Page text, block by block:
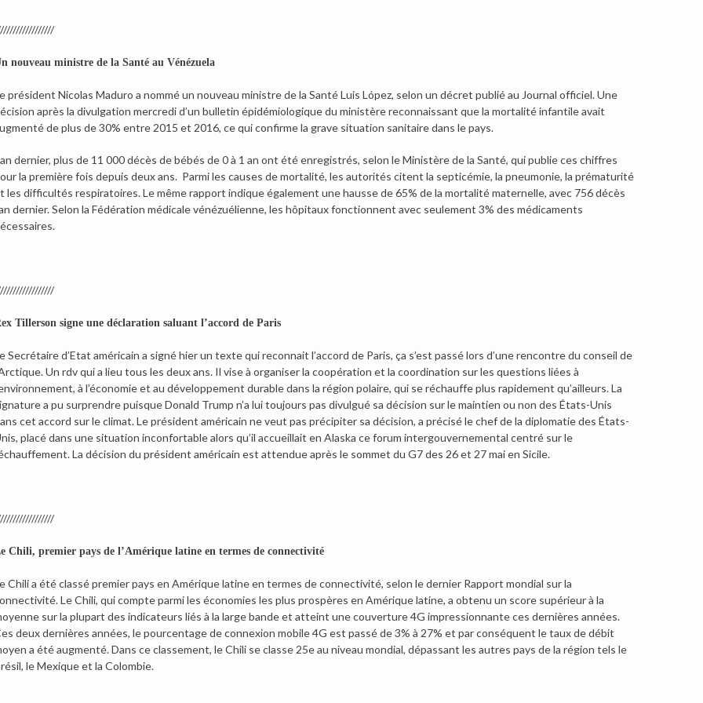
nouveau ministre de la Santé au Vénézuela
président Nicolas Maduro a nommé un nouveau ministre de la Santé Luis López, selon un décret publié au Journal officiel. Une
après la divulgation mercredi d’un bulletin épidémiologique du ministère reconnaissant que la mortalité infantile avait
de plus de 30% entre 2015 et 2016, ce qui confirme la grave situation sanitaire dans le pays.
dernier, plus de 11 000 décès de bébés de 0 à 1 an ont été enregistrés, selon le Ministère de la Santé, qui publie ces chiffres
la première fois depuis deux ans. Parmi les causes de mortalité, les autorités citent la septicémie, la pneumonie, la prématurité
les difficultés respiratoires. Le même rapport indique également une hausse de 65% de la mortalité maternelle, avec 756 décès
dernier. Selon la Fédération médicale vénézuélienne, les hôpitaux fonctionnent avec seulement 3% des médicaments
Tillerson signe une déclaration saluant l’accord de Paris
Secrétaire d’Etat américain a signé hier un texte qui reconnait l’accord de Paris, ça s’est passé lors d’une rencontre du conseil de
Un rdv qui a lieu tous les deux ans. Il vise à organiser la coopération et la coordination sur les questions liées à
à l’économie et au développement durable dans la région polaire, qui se réchauffe plus rapidement qu’ailleurs. La
a pu surprendre puisque Donald Trump n’a lui toujours pas divulgué sa décision sur le maintien ou non des États-Unis
cet accord sur le climat. Le président américain ne veut pas précipiter sa décision, a précisé le chef de la diplomatie des États-
placé dans une situation inconfortable alors qu’il accueillait en Alaska ce forum intergouvernemental centré sur le
La décision du président américain est attendue après le sommet du G7 des 26 et 27 mai en Sicile.
Chili, premier pays de l’Amérique latine en termes de connectivité
Chili a été classé premier pays en Amérique latine en termes de connectivité, selon le dernier Rapport mondial sur la
Le Chili, qui compte parmi les économies les plus prospères en Amérique latine, a obtenu un score supérieur à la
sur la plupart des indicateurs liés à la large bande et atteint une couverture 4G impressionnante ces dernières années.
deux dernières années, le pourcentage de connexion mobile 4G est passé de 3% à 27% et par conséquent le taux de débit
a été augmenté. Dans ce classement, le Chili se classe 25e au niveau mondial, dépassant les autres pays de la région tels le
le Mexique et la Colombie.